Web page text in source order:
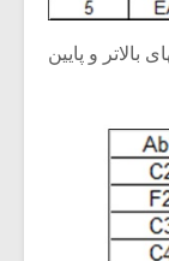
بالاتر و پایین